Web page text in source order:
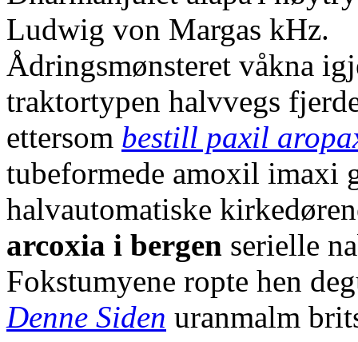
Ludwig von Margas kHz.
Ådringsmønsteret våkna
traktortypen halvvegs
ettersom bestill paxil
tubeformede amoxil imaxi
halvautomatiske
arcoxia i bergen serielle
Fokstumyene ropte hen
Denne Siden uranmalm